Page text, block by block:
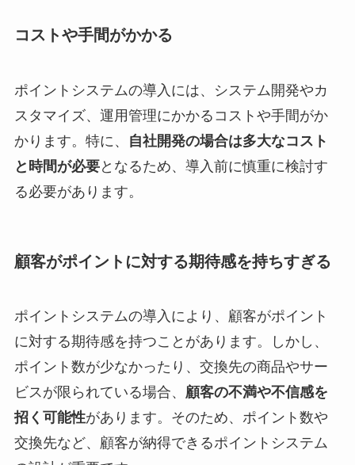
コストや手間がかかる
ポイントシステムの導入には、システム開発やカ
スタマイズ、運用管理にかかるコストや手間がか
かります。特に、
自社開発の場合は多大なコスト
と時間が必要となるため、導入前に慎重に検討す
る必要があります。
顧客がポイントに対する期待感を持ちすぎる
ポイントシステムの導入により、顧客がポイント
に対する期待感を持つことがあります。しかし、
ポイント数が少なかったり、交換先の商品やサー
ビスが限られている場合、 顧客の不満や不信感を
招く可能性があります。そのため、ポイント数や
交換先など、顧客が納得できるポイントシステム